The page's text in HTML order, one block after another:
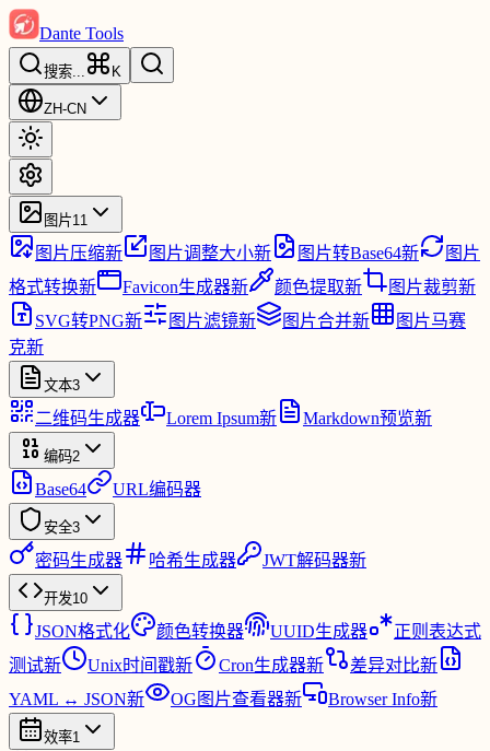
Dante Tools
搜索... K
ZH-CN
图片11
图片压缩新 图片调整大小新 图片转Base64新
图片
格式转换新 Favicon生成器新 颜色提取新 图片裁剪新
SVG转PNG新 图片滤镜新 图片合并新
图片马赛
克新
文本3
二维码生成器 Lorem Ipsum新 Markdown预览新
编码2
Base64 URL编码器
安全3
密码生成器 哈希生成器 JWT解码器新
开发10
JSON格式化 颜色转换器 UUID生成器
正则表达式
测试新 Unix时间戳新 Cron生成器新 差异对比新
YAML ↔ JSON新 OG图片查看器新 Browser Info新
效率1